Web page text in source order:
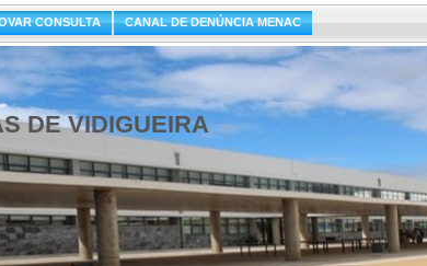
CONSULTA CANAL DE DENÚNCIA MENAC
DE VIDIGUEIRA